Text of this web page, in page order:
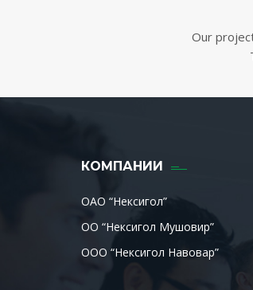
Our
КОМПАНИИ
ОАО “Нексигол”
ОО “Нексигол Мушовир”
ООО “Нексигол Навовар”